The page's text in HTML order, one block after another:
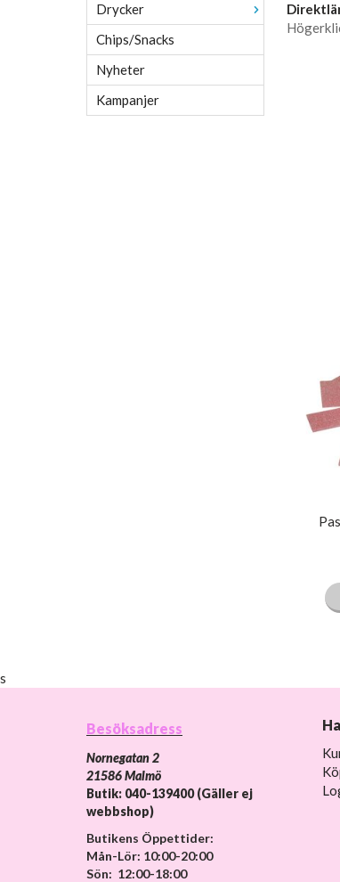
Drycker
Chips/Snacks
Nyheter
Kampanjer
s
Besöksadress
Nornegatan 2
21586 Malmö
Butik: 040-139400 (Gäller ej
webbshop)
Butikens Öppettider:
Mån-Lör: 10:00-20:00
Sön: 12:00-18:00